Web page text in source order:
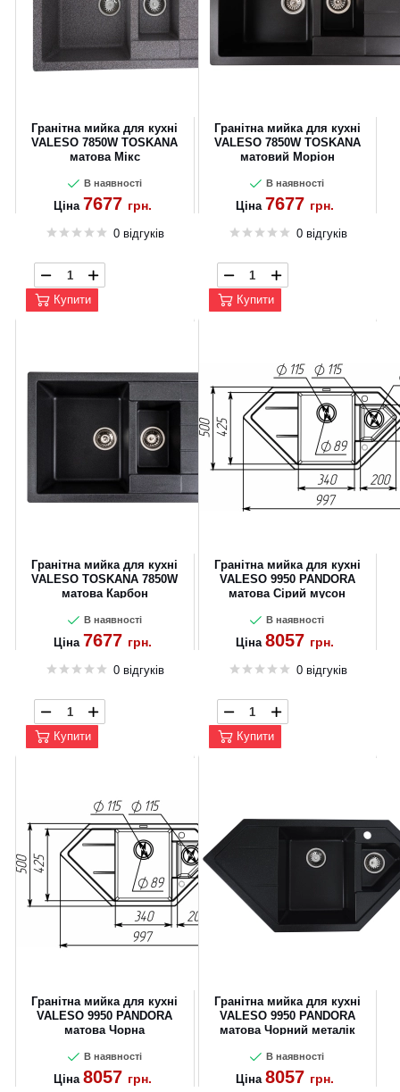
Гранітна мийка для кухні
VALESO 7850W TOSKANA
матова Мікс
В наявності
Ціна 7677 грн.
0 відгуків
Купити
Гранітна мийка для кухні
VALESO 7850W TOSKANA
матовий Моріон
В наявності
Ціна 7677 грн.
0 відгуків
Купити
Гранітна мийка для кухні
VALESO TOSKANA 7850W
матова Карбон
В наявності
Ціна 7677 грн.
0 відгуків
Купити
Гранітна мийка для кухні
VALESO 9950 PANDORA
матова Сірий мусон
В наявності
Ціна 8057 грн.
0 відгуків
Купити
Гранітна мийка для кухні
VALESO 9950 PANDORA
матова Чорна
В наявності
Ціна 8057 грн.
Гранітна мийка для кухні
VALESO 9950 PANDORA
матова Чорний металік
В наявності
Ціна 8057 грн.